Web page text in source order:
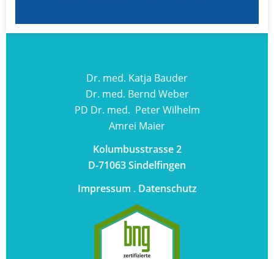
Dr. med. Katja Bauder
Dr. med. Bernd Weber
PD Dr. med. Peter Wilhelm
Amrei Maier
Kolumbusstrasse 2
D-71063 Sindelfingen
Impressum . Datenschutz